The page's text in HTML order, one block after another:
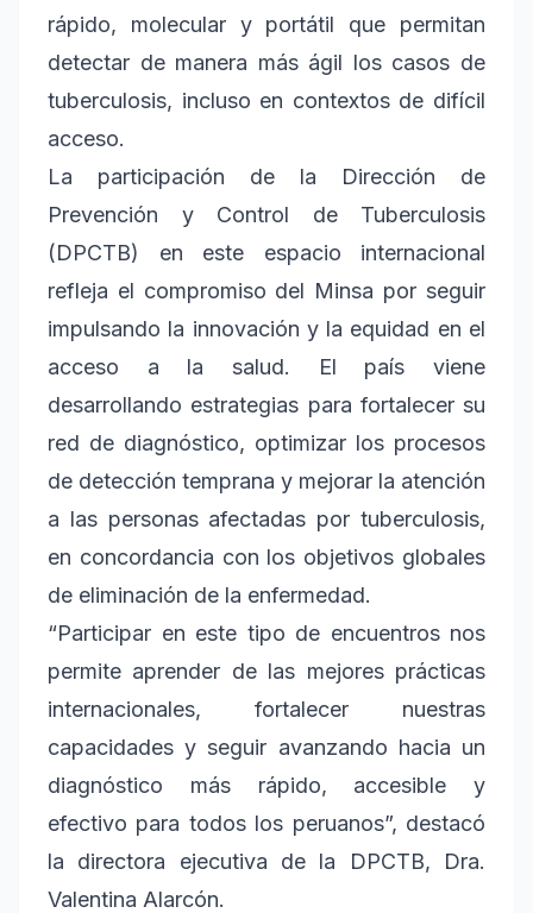
rápido, molecular y portátil que permitan
detectar de manera más ágil los casos de
tuberculosis, incluso en contextos de difícil
acceso.
La participación de la Dirección de
Prevención y Control de Tuberculosis
(DPCTB) en este espacio internacional
refleja el compromiso del Minsa por seguir
impulsando la innovación y la equidad en el
acceso a la salud. El país viene
desarrollando estrategias para fortalecer su
red de diagnóstico, optimizar los procesos
de detección temprana y mejorar la atención
a las personas afectadas por tuberculosis,
en concordancia con los objetivos globales
de eliminación de la enfermedad.
“Participar en este tipo de encuentros nos
permite aprender de las mejores prácticas
internacionales, fortalecer nuestras
capacidades y seguir avanzando hacia un
diagnóstico más rápido, accesible y
efectivo para todos los peruanos”, destacó
la directora ejecutiva de la DPCTB, Dra.
Valentina Alarcón.